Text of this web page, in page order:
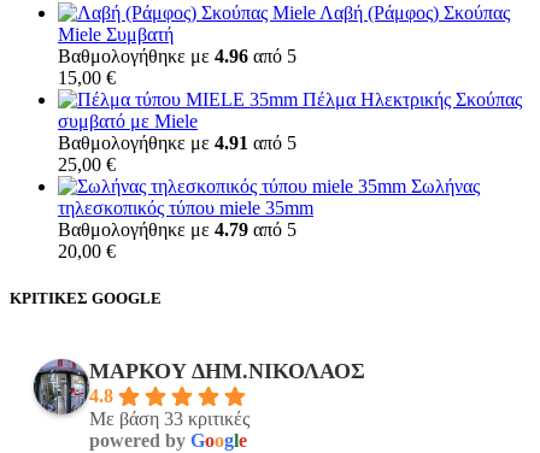
Λαβή (Ράμφος) Σκούπας
Miele Συμβατή
Βαθμολογήθηκε με 4.96 από 5
15,00 €
Πέλμα Ηλεκτρικής Σκούπας
συμβατό με Miele
Βαθμολογήθηκε με 4.91 από 5
25,00 €
Σωλήνας
τηλεσκοπικός τύπου miele 35mm
Βαθμολογήθηκε με 4.79 από 5
20,00 €
ΚΡΙΤΙΚΕΣ GOOGLE
ΜΑΡΚΟΥ ΔΗΜ.ΝΙΚΟΛΑΟΣ
4.8
Με βάση 33 κριτικές
powered by Google